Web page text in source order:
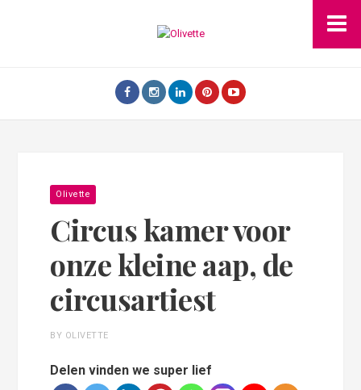
Olivette
Circus kamer voor
onze kleine aap, de
circusartiest
BY OLIVETTE
Delen vinden we super lief